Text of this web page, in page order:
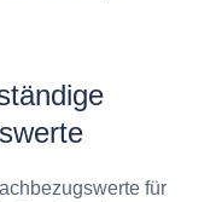
für